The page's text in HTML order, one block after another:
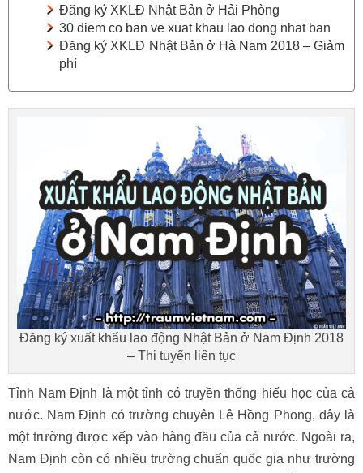
Đăng ký XKLĐ Nhật Bản ở Hải Phòng
30 diem co ban ve xuat khau lao dong nhat ban
Đăng ký XKLĐ Nhật Bản ở Hà Nam 2018 – Giảm
phí
Đăng ký xuất khẩu lao động Nhật Bản ở Nam Định 2018
– Thi tuyển liên tục
Tỉnh Nam Định là một tỉnh có truyền thống hiếu học của cả
nước. Nam Định có trường chuyên Lê Hồng Phong, đây là
một trường được xếp vào hàng đầu của cả nước. Ngoài ra,
Nam Định còn có nhiều trường chuẩn quốc gia như trường